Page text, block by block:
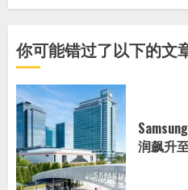
你可能错过了以下的文
润飙升